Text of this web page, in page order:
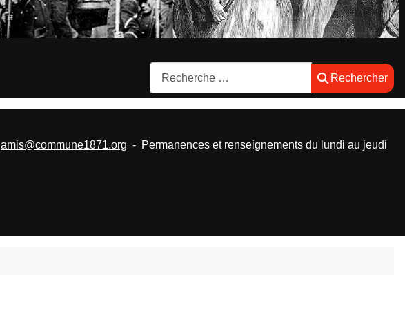
Rechercher
Rechercher
amis@commune1871.org - Permanences et renseignements du lundi au jeudi